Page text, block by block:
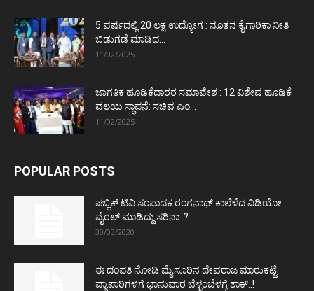
5 ವರ್ಷದಲ್ಲಿ 20 ಲಕ್ಷ ಉದ್ಯೋಗ : ನೂತನ ಕೈಗಾರಿಕಾ ನೀತಿ
ಬಿಡುಗಡೆ ಮಾಡಿದ...
11/02/2025
ಜಾಗತಿಕ ಹೂಡಿಕೆದಾರರ ಸಮಾವೇಶ : 12 ವಿಶೇಷ ಹೂಡಿಕೆ
ವಲಯ ಸ್ಥಾಪನೆ: ಸಚಿವ ಎಂ...
11/02/2025
POPULAR POSTS
ಪಬ್ಲಿಕ್ ಟಿವಿ ಸಂಪಾದಕ ರಂಗನಾಥ್ ಕಾಲೆಳೆದ ವಿಡಿಯೋ
ವೈರಲ್ ಮಾಡಿದ್ದು ಸರಿನಾ..?
30/03/2020
ಈ ದಂಪತಿ ನೋಡಿ ಮೈಸೂರಿನ ದೇವರಾಜ ಮಾರುಕಟ್ಟೆ
ವ್ಯಾಪಾರಿಗಳಿಗೆ ಭಾನುವಾರ ಬೆಳ್ಳಂಬೆಳಗ್ಗೆ ಶಾಕ್..!